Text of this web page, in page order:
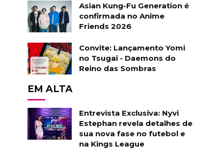
Asian Kung-Fu Generation é
confirmada no Anime
Friends 2026
Convite: Lançamento Yomi
no Tsugai - Daemons do
Reino das Sombras
EM ALTA
Entrevista Exclusiva: Nyvi
Estephan revela detalhes de
sua nova fase no futebol e
na Kings League